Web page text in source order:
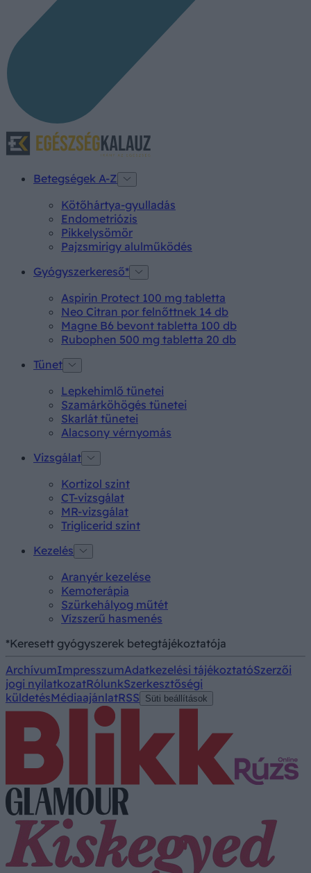
Betegségek A-Z
Kötőhártya-gyulladás
Endometriózis
Pikkelysömör
Pajzsmirigy alulműködés
Gyógyszerkereső*
Aspirin Protect 100 mg tabletta
Neo Citran por felnőttnek 14 db
Magne B6 bevont tabletta 100 db
Rubophen 500 mg tabletta 20 db
Tünet
Lepkehimlő tünetei
Szamárköhögés tünetei
Skarlát tünetei
Alacsony vérnyomás
Vizsgálat
Kortizol szint
CT-vizsgálat
MR-vizsgálat
Triglicerid szint
Kezelés
Aranyér kezelése
Kemoterápia
Szürkehályog műtét
Vízszerű hasmenés
*Keresett gyógyszerek betegtájékoztatója
ArchívumImpresszumAdatkezelési tájékoztatóSzerzői
jogi nyilatkozatRólunkSzerkesztőségi
küldetésMédiaajánlatRSS Süti beállítások